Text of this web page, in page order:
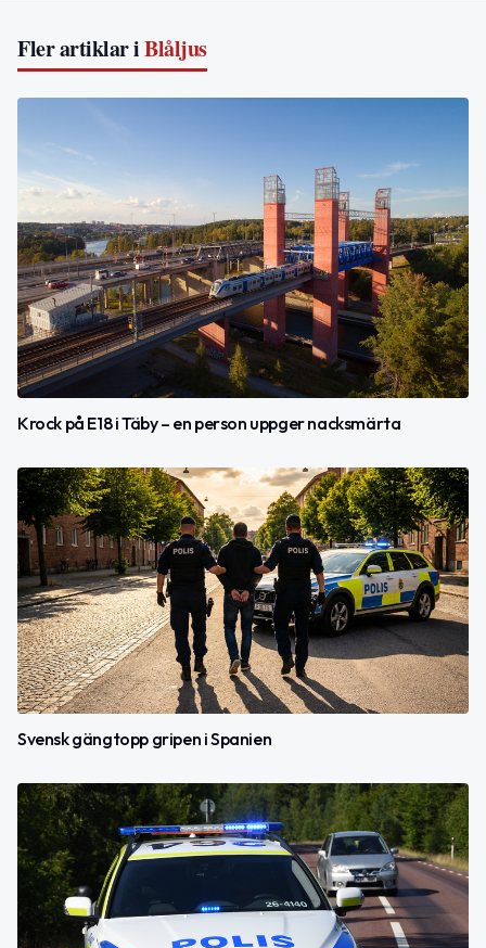
Fler artiklar iBlåljus
Krock på E18 i Täby – en person uppger nacksmärta
Svensk gängtopp gripen i Spanien